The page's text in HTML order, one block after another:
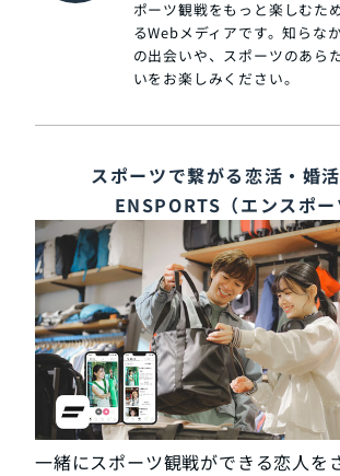
ポーツ観戦をもっと楽しむた
るWebメディアです。知らな
の出会いや、スポーツのあら
いをお楽しみください。
スポーツで繋がる恋活・婚
ENSPORTS（エンスポー
一緒にスポーツ観戦ができる恋人を